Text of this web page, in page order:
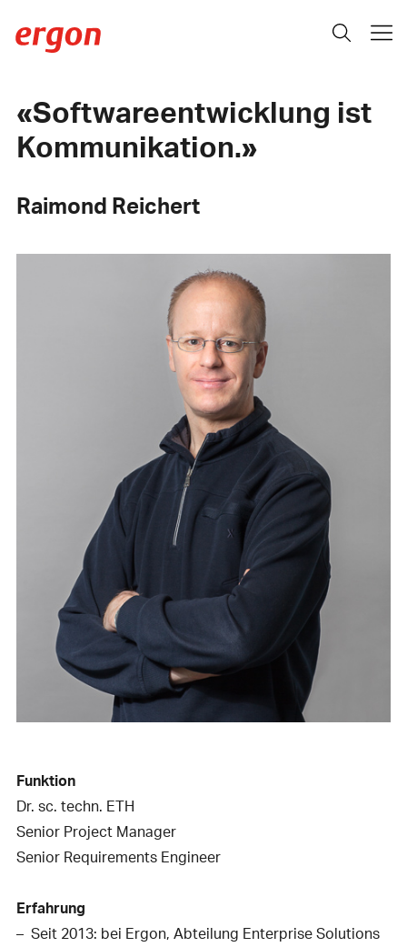
Softwareentwicklung ist
Kommunikation.
Raimond Reichert
Funktion
Dr. sc. techn. ETH
Senior Project Manager
Senior Requirements Engineer
Erfahrung
Seit 2013: bei Ergon, Abteilung Enterprise Solutions